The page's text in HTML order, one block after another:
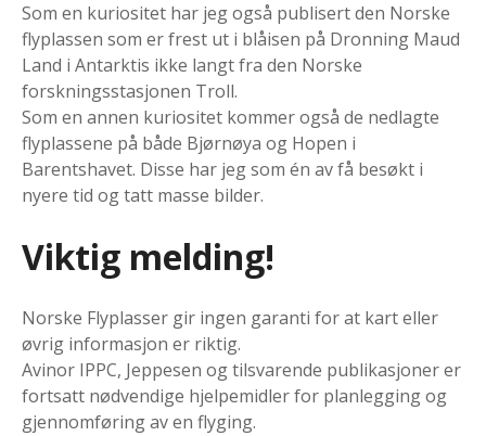
Som en kuriositet har jeg også publisert den Norske
flyplassen som er frest ut i blåisen på Dronning Maud
Land i Antarktis ikke langt fra den Norske
forskningsstasjonen Troll.
Som en annen kuriositet kommer også de nedlagte
flyplassene på både Bjørnøya og Hopen i
Barentshavet. Disse har jeg som én av få besøkt i
nyere tid og tatt masse bilder.
Viktig melding!
Norske Flyplasser gir ingen garanti for at kart eller
øvrig informasjon er riktig.
Avinor IPPC, Jeppesen og tilsvarende publikasjoner er
fortsatt nødvendige hjelpemidler for planlegging og
gjennomføring av en flyging.